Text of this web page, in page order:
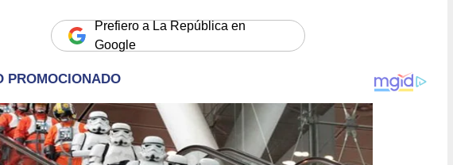
Prefiero a La República en
Google